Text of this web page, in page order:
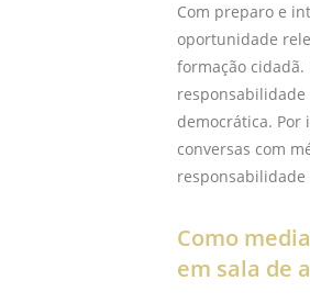
Com preparo e
oportunidade
formação
democrática. Por
conversas com
responsabilidade
Como
em sala de